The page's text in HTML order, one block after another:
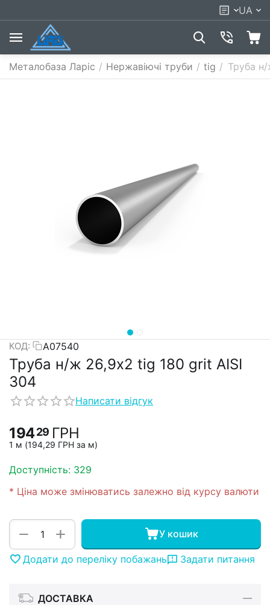
UA
Металобаза Ларіс / Нержавіючі труби / tig / Труба
КОД: А07540
Труба н/ж 26,9х2 tig 180 grit AISI
304
Написати відгук
19429 ГРН
1 м (194,29 ГРН за м)
Доступність: 329
* Ціна може змінюватись залежно від курсу валюти
+
− У кошик
Додати до переліку побажань Задати питання
ДОСТАВКА